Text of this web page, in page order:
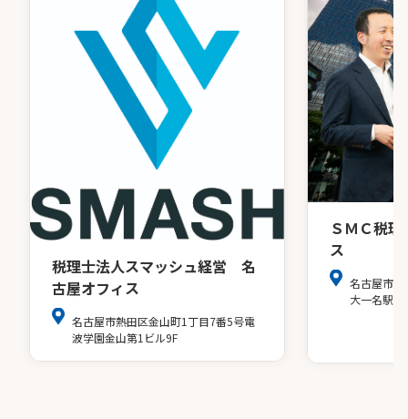
税理士法人スマッシュ経営 名
古屋オフィス
名古屋市熱田区金山町1丁目7番5号電
波学園金山第1ビル9F
ＳＭＣ税
ス
名古屋市中
大一名駅ビ